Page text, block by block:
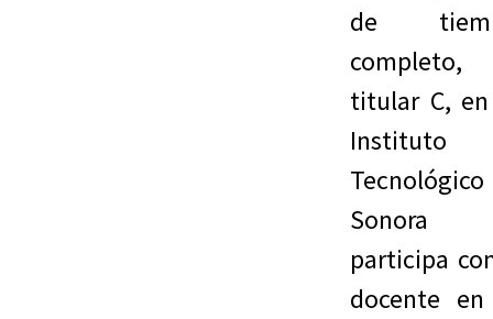
de
completo,
titular C,
Instituto
Tecnológico
participa
docente